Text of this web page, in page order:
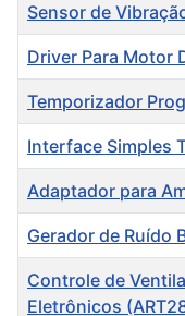
Sensor de
Driver Para Motor
Temporizador
Interface Simples
Adaptador para
Gerador de Ruído
Controle de
Eletrônicos